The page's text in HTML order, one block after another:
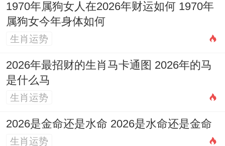
建议您以计划进行的具体核心活动（如支付
尾款、**过户、提取车辆）为准;参考黄历中
对应事项的宜忌，或优先选择「提车」项为
吉的日子！
参考多项指标
合日子的建除十二神，值神吉凶（如青龙，
1970年属狗女人在2026年财运如何 1970年
属狗女今年身体如何
生肖运势
2026年最招财的生肖马卡通图 2026年的马
是什么马
生肖运势
2026是金命还是水命 2026是水命还是金命
生肖运势